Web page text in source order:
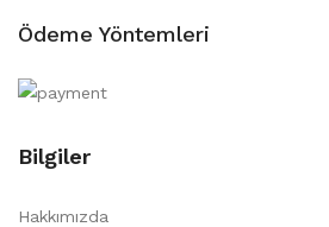
Ödeme Yöntemleri
Bilgiler
Hakkımızda